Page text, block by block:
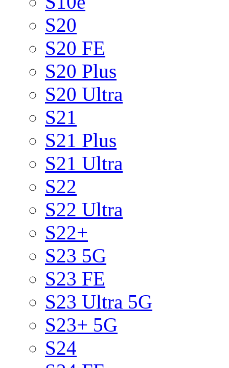
S20
S20 FE
S20 Plus
S20 Ultra
S21
S21 Plus
S21 Ultra
S22
S22 Ultra
S22+
S23 5G
S23 FE
S23 Ultra 5G
S23+ 5G
S24